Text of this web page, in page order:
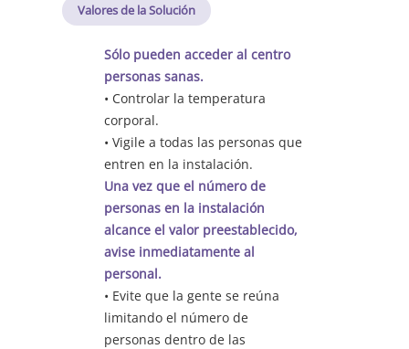
Valores de la Solución
Sólo pueden acceder al centro
personas sanas.
• Controlar la temperatura
corporal.
• Vigile a todas las personas que
entren en la instalación.
Una vez que el número de
personas en la instalación
alcance el valor preestablecido,
avise inmediatamente al
personal.
• Evite que la gente se reúna
limitando el número de
personas dentro de las